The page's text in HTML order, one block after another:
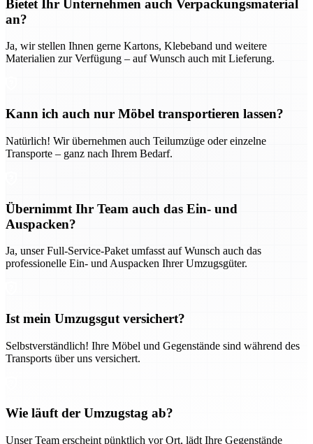
Bietet Ihr Unternehmen auch Verpackungsmaterial
an?
Ja, wir stellen Ihnen gerne Kartons, Klebeband und weitere
Materialien zur Verfügung – auf Wunsch auch mit Lieferung.
Kann ich auch nur Möbel transportieren lassen?
Natürlich! Wir übernehmen auch Teilumzüge oder einzelne
Transporte – ganz nach Ihrem Bedarf.
Übernimmt Ihr Team auch das Ein- und
Auspacken?
Ja, unser Full-Service-Paket umfasst auf Wunsch auch das
professionelle Ein- und Auspacken Ihrer Umzugsgüter.
Ist mein Umzugsgut versichert?
Selbstverständlich! Ihre Möbel und Gegenstände sind während des
Transports über uns versichert.
Wie läuft der Umzugstag ab?
Unser Team erscheint pünktlich vor Ort, lädt Ihre Gegenstände